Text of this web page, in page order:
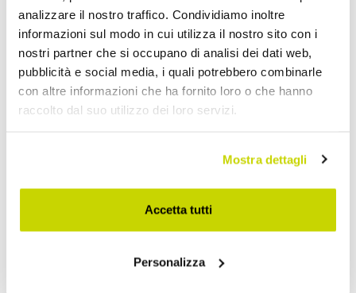
analizzare il nostro traffico. Condividiamo inoltre
informazioni sul modo in cui utilizza il nostro sito con i
nostri partner che si occupano di analisi dei dati web,
pubblicità e social media, i quali potrebbero combinarle
con altre informazioni che ha fornito loro o che hanno
raccolto dal suo utilizzo dei loro servizi.
Mostra dettagli
Accetta tutti
Personalizza
Condividi
Scaldasalviette Elettrici